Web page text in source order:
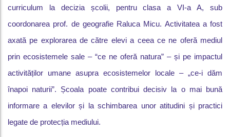
curriculum la decizia școlii, pentru clasa a VI-a A, sub
coordonarea prof. de geografie Raluca Micu. Activitatea a fost
axată pe explorarea de către elevi a ceea ce ne oferă mediul
prin ecosistemele sale – “ce ne oferă natura” – și pe impactul
activităților umane asupra ecosistemelor locale – „ce-i dăm
înapoi naturii”. Școala poate contribui decisiv la o mai bună
informare a elevilor și la schimbarea unor atitudini și practici
legate de protecția mediului.